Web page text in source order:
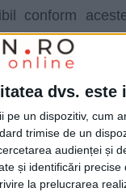
dvs. este
pe un dispozitiv, cum
trimise de un
audienței și
și identificări
la prelucrarea
conform
nu este exclus
“, a precizat
.
, ca
Popular